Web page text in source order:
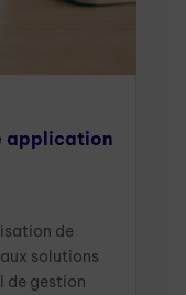
application
de
solutions
de gestion